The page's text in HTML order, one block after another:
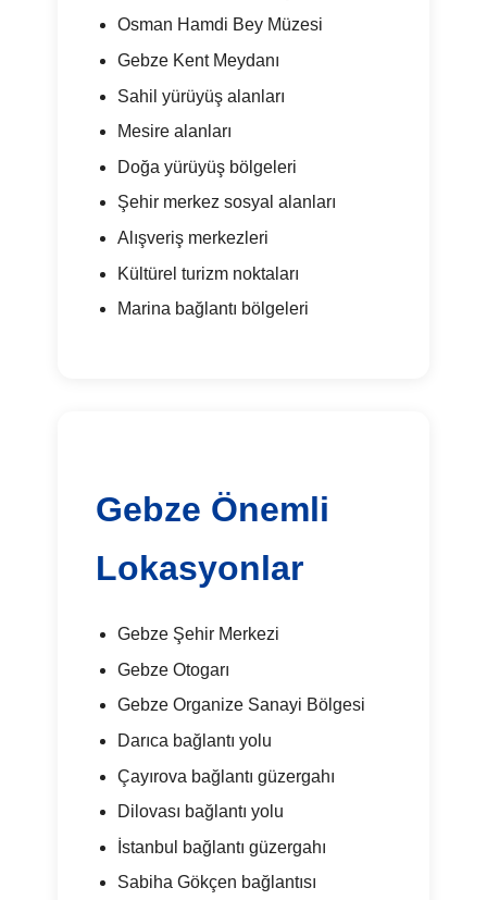
Osman Hamdi Bey Müzesi
Gebze Kent Meydanı
Sahil yürüyüş alanları
Mesire alanları
Doğa yürüyüş bölgeleri
Şehir merkez sosyal alanları
Alışveriş merkezleri
Kültürel turizm noktaları
Marina bağlantı bölgeleri
Gebze Önemli
Lokasyonlar
Gebze Şehir Merkezi
Gebze Otogarı
Gebze Organize Sanayi Bölgesi
Darıca bağlantı yolu
Çayırova bağlantı güzergahı
Dilovası bağlantı yolu
İstanbul bağlantı güzergahı
Sabiha Gökçen bağlantısı